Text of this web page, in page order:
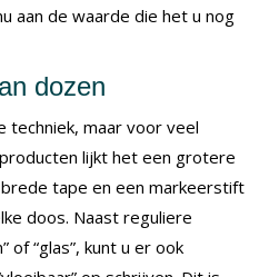
aan de waarde die het u nog
dozen
techniek, maar voor veel
lijkt het een grotere
tape en een markeerstift
doos. Naast reguliere
of “glas”, kunt u er ook